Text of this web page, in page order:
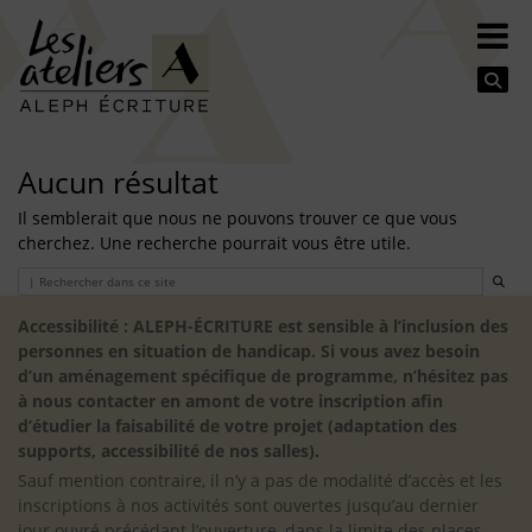
Aucun résultat
Il semblerait que nous ne pouvons trouver ce que vous
cherchez. Une recherche pourrait vous être utile.
Search
Accessibilité : ALEPH-ÉCRITURE est sensible à l’inclusion des
personnes en situation de handicap. Si vous avez besoin
d’un aménagement spécifique de programme, n’hésitez pas
à nous contacter en amont de votre inscription afin
d’étudier la faisabilité de votre projet (adaptation des
supports, accessibilité de nos salles).
Sauf mention contraire, il n’y a pas de modalité d’accès et les
inscriptions à nos activités sont ouvertes jusqu’au dernier